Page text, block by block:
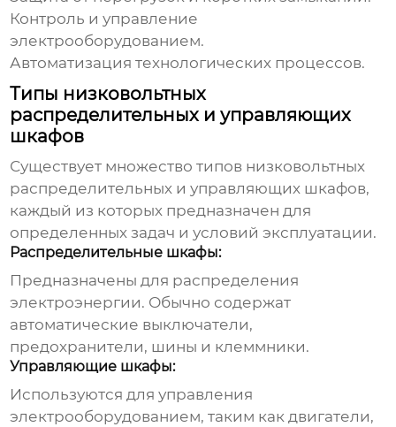
Контроль и управление
электрооборудованием.
Автоматизация технологических процессов.
Типы низковольтных
распределительных и управляющих
шкафов
Существует множество типов низковольтных
распределительных и управляющих шкафов,
каждый из которых предназначен для
определенных задач и условий эксплуатации.
Распределительные шкафы:
Предназначены для распределения
электроэнергии. Обычно содержат
автоматические выключатели,
предохранители, шины и клеммники.
Управляющие шкафы:
Используются для управления
электрооборудованием, таким как двигатели,